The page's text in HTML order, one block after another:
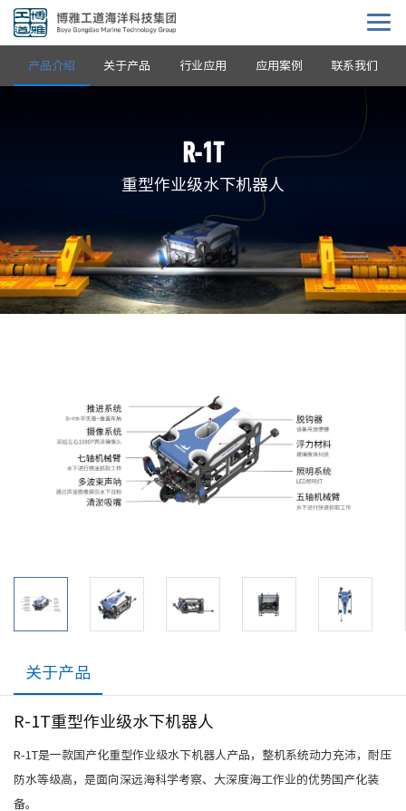
R-1T
重型作业级水下机器人
产品介绍 关于产品 行业应用 应用案例 联系我们
关于产品
R-1T重型作业级水下机器人
R-1T是一款国产化重型作业级水下机器人产品，整机系统动力充沛，耐压
防水等级高，是面向深远海科学考察、大深度海工作业的优势国产化装
备。